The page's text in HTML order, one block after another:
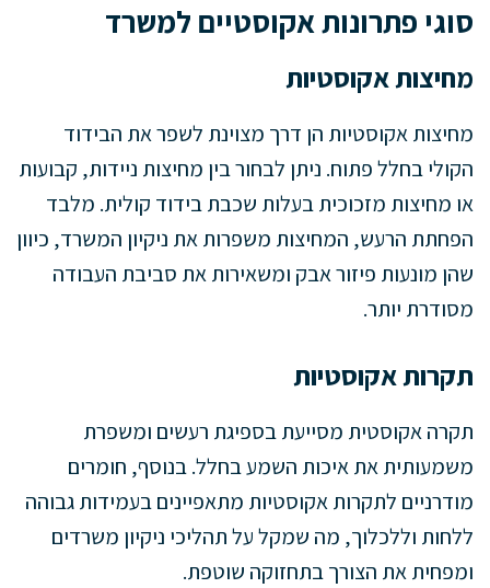
סוגי פתרונות אקוסטיים למשרד
מחיצות אקוסטיות
מחיצות אקוסטיות הן דרך מצוינת לשפר את הבידוד
הקולי בחלל פתוח. ניתן לבחור בין מחיצות ניידות, קבועות
או מחיצות מזכוכית בעלות שכבת בידוד קולית. מלבד
הפחתת הרעש, המחיצות משפרות את ניקיון המשרד, כיוון
שהן מונעות פיזור אבק ומשאירות את סביבת העבודה
מסודרת יותר.
תקרות אקוסטיות
תקרה אקוסטית מסייעת בספיגת רעשים ומשפרת
משמעותית את איכות השמע בחלל. בנוסף, חומרים
מודרניים לתקרות אקוסטיות מתאפיינים בעמידות גבוהה
ללחות וללכלוך, מה שמקל על תהליכי ניקיון משרדים
ומפחית את הצורך בתחזוקה שוטפת.